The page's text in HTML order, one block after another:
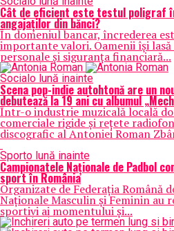
Cât de eficient este testul poligraf
angajaților din bănci?
În domeniul bancar, încrederea
importante valori. Oamenii își
personale și siguranța financiară...
Socialo lună inainte
Scena pop-indie autohtonă are un
debutează la 19 ani cu albumul
Într-o industrie muzicală locală
comerciale rigide și rețete
discografic al Antoniei Roman
Sporto lună inainte
Campionatele Naționale de Padbol
sport în România
Organizate de Federația Română
Naționale Masculin și Feminin au
sportivi ai momentului și...